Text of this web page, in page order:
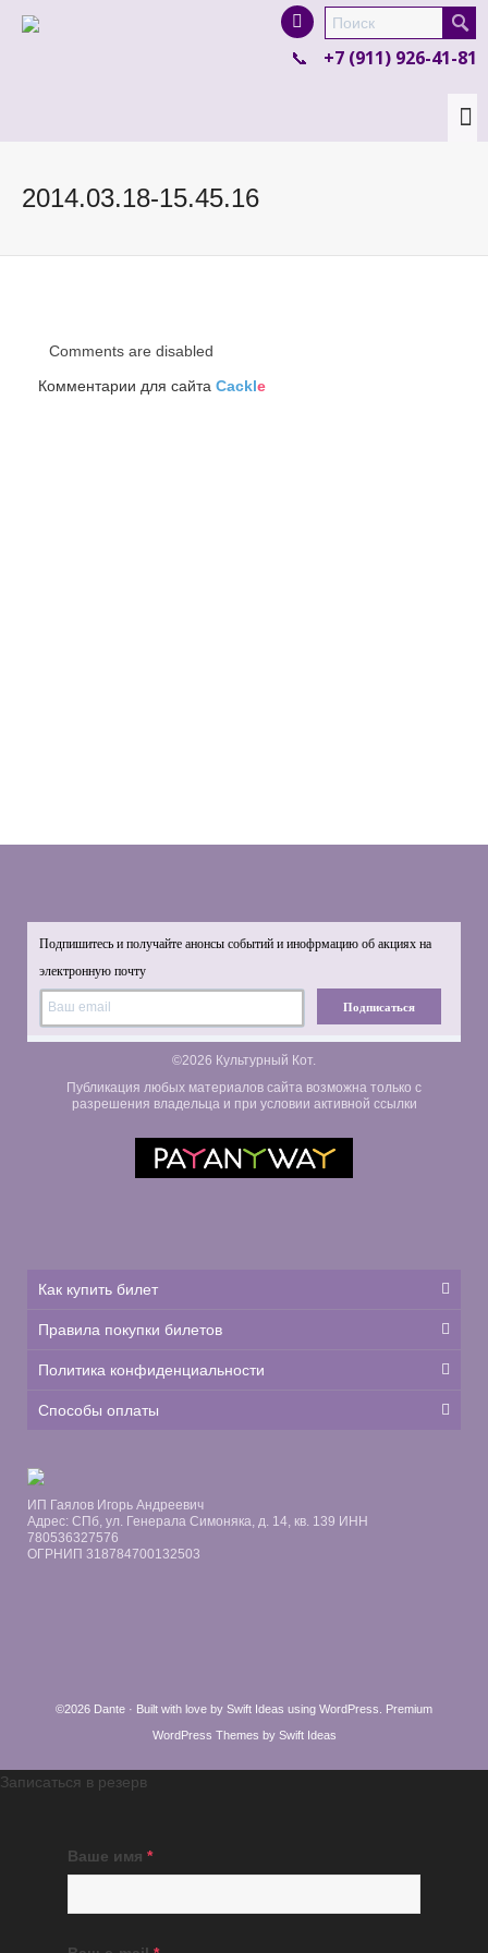
product in a size size .
colour items.
+7 (911) 926-41-81
2014.03.18-15.45.16
Comments are disabled
Комментарии для сайта Cackle
Подпишитесь и получайте анонсы событий и инофрмацию об акциях на
электронную почту
Подписаться
©2026 Культурный Кот.
Публикация любых материалов сайта возможна только с
разрешения владельца и при условии активной ссылки
Как купить билет
Правила покупки билетов
Политика конфиденциальности
Способы оплаты
ИП Гаялов Игорь Андреевич
Адрес: СПб, ул. Генерала Симоняка, д. 14, кв. 139 ИНН
780536327576
ОГРНИП 318784700132503
©2026 Dante · Built with love by Swift Ideas using WordPress
Premium
WordPress Themes by Swift Ideas
Записаться в резерв
Ваше имя *